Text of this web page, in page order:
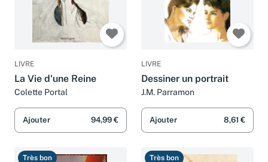
LIVRE
La Vie d'une Reine
Colette Portal
Ajouter 94,99 €
LIVRE
Dessiner un portrait
J.M. Parramon
Ajouter 8,61 €
Très bon Très bon